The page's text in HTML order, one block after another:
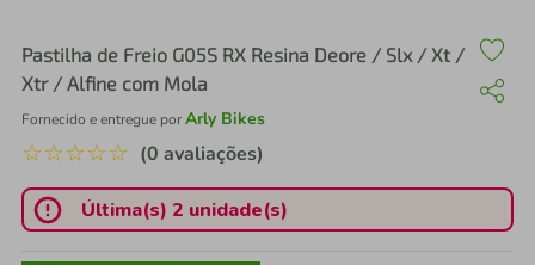
Pastilha de Freio G05S RX Resina Deore / Slx / Xt /
Xtr / Alfine com Mola
Fornecido e entregue porArly Bikes
☆☆☆☆☆ (0 avaliações)
Última(s) 2 unidade(s)